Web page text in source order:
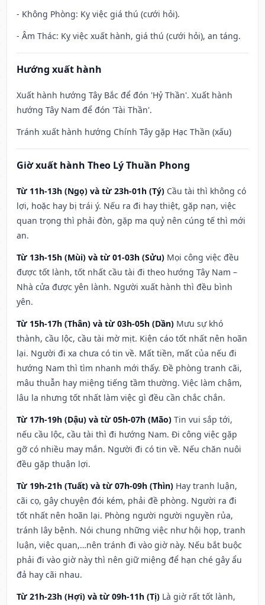
- Không Phòng: Kỵ việc giá thú (cưới hỏi).
- Âm Thác: Kỵ việc xuất hành, giá thú (cưới hỏi), an táng.
Hướng xuất hành
Xuất hành hướng Tây Bắc để đón 'Hỷ Thần'. Xuất hành
hướng Tây Nam để đón 'Tài Thần'.
Tránh xuất hành hướng Chính Tây gặp Hạc Thần (xấu)
Giờ xuất hành Theo Lý Thuần Phong
Từ 11h-13h (Ngọ) và từ 23h-01h (Tý) Cầu tài thì không có
lợi, hoặc hay bị trái ý. Nếu ra đi hay thiệt, gặp nạn, việc
quan trọng thì phải đòn, gặp ma quỷ nên cúng tế thì mới
an.
Từ 13h-15h (Mùi) và từ 01-03h (Sửu) Mọi công việc đều
được tốt lành, tốt nhất cầu tài đi theo hướng Tây Nam –
Nhà cửa được yên lành. Người xuất hành thì đều bình
yên.
Từ 15h-17h (Thân) và từ 03h-05h (Dần) Mưu sự khó
thành, cầu lộc, cầu tài mờ mịt. Kiện cáo tốt nhất nên hoãn
lại. Người đi xa chưa có tin về. Mất tiền, mất của nếu đi
hướng Nam thì tìm nhanh mới thấy. Đề phòng tranh cãi,
mâu thuẫn hay miệng tiếng tầm thường. Việc làm chậm,
lâu la nhưng tốt nhất làm việc gì đều cần chắc chắn.
Từ 17h-19h (Dậu) và từ 05h-07h (Mão) Tin vui sắp tới,
nếu cầu lộc, cầu tài thì đi hướng Nam. Đi công việc gặp
gỡ có nhiều may mắn. Người đi có tin về. Nếu chăn nuôi
đều gặp thuận lợi.
Từ 19h-21h (Tuất) và từ 07h-09h (Thìn) Hay tranh luận,
cãi cọ, gây chuyện đói kém, phải đề phòng. Người ra đi
tốt nhất nên hoãn lại. Phòng người người nguyền rủa,
tránh lây bệnh. Nói chung những việc như hội họp, tranh
luận, việc quan,…nên tránh đi vào giờ này. Nếu bắt buộc
phải đi vào giờ này thì nên giữ miệng để hạn ché gây ẩu
đả hay cãi nhau.
Từ 21h-23h (Hợi) và từ 09h-11h (Tị) Là giờ rất tốt lành,